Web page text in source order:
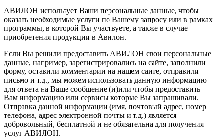
АВИЛОН использует Ваши персональные данные, чтобы
оказать необходимые услуги по Вашему запросу или в рамках
программы, в которой Вы участвуете, а также в случае
приобретения продукции в Авилон.
Если Вы решили предоставить АВИЛОН свои персональные
данные, например, зарегистрировались на сайте, заполнили
форму, оставили комментарий на нашем сайте, отправили
письмо и т.д., мы можем использовать данную информацию
для ответа на Ваше сообщение (и)или чтобы предоставить
Вам информацию или сервисы которые Вы запрашивали.
Отправка данной информации (имя, почтовый адрес, номер
телефона, адрес электронной почты и т.д.) является
добровольный, бесплатной и не обязательна для получения
услуг АВИЛОН.